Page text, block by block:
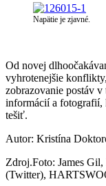
Napätie je zjavné.
Od novej
vyhrotenejšie
zobrazovanie postáv
informácií a fotografií,
tešiť.
Autor: Kristína
Zdroj.Foto: James
(Twitter),